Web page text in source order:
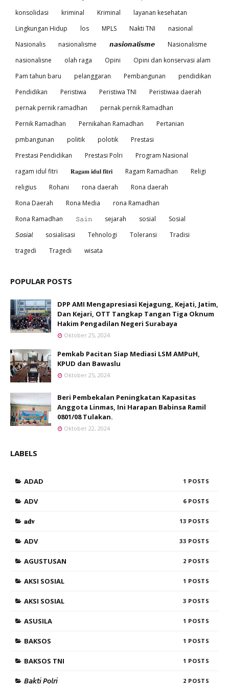
konsolidasi
kriminal Kriminal
layanan kesehatan
Lingkungan Hidup
los MPLS Nakti TNI
nasional
Nasionalis
nasionalisme 𝙣𝙖𝙨𝙞𝙤𝙣𝙖𝙡𝙞𝙨𝙢𝙚
Nasionalisme
nasionalisne
olah raga Opini
Opini dan konservasi alam
Pam tahun baru
pelanggaran Pembangunan
pendidikan
Pendidikan
Peristiwa Peristiwa TNI
Peristiwaa daerah
pernak pernik ramadhan
pernak pernik Ramadhan
Pernik Ramadhan
Pernikahan Ramadhan
Pertanian
pmbangunan
politik polotik
Prestasi
Prestasi Pendidikan
Prestasi Polri
Program Nasional
ragam idul fitri
𝐑𝐚𝐠𝐚𝐦 𝐢𝐝𝐮𝐥 𝐟𝐢𝐭𝐫𝐢 Ragam Ramadhan
Religi
religius
Rohani rona daerah
Rona daerah
Rona Daerah
Rona Media
rona Ramadhan
Rona Ramadhan
𝚂𝚊𝚒𝚗 sejarah sosial
Sosial
𝘚𝘰𝘴𝘪𝘢𝘭
sosialisasi Tehnologi Toleransi
Tradisi
tragedi
Tragedi wisata
POPULAR POSTS
DPP AMI Mengapresiasi Kejagung, Kejati, Jatim,
Dan Kejari, OTT Tangkap Tangan Tiga Oknum
Hakim Pengadilan Negeri Surabaya
Oktober 25, 2024
Pemkab Pacitan Siap Mediasi LSM AMPuH,
KPUD dan Bawaslu
Oktober 25, 2024
Beri Pembekalan Peningkatan Kapasitas
Anggota Linmas, Ini Harapan Babinsa Ramil
0801/08 Tulakan.
Oktober 22, 2024
LABELS
ADAD 1
ADV 6
𝐚𝐝𝐯 13
ADV 33
AGUSTUSAN 2
AKSI SOSIAL 1
AKSI SOSIAL 3
ASUSILA 1
BAKSOS 1
BAKSOS TNI 1
𝘉𝘢𝘬𝘵𝘪 𝘗𝘰𝘭𝘳𝘪 2